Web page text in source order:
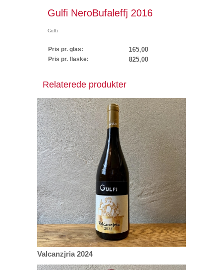
Gulfi NeroBufaleffj 2016
Gulfi
Pris pr. glas: 165,00
Pris pr. flaske: 825,00
Relaterede produkter
Valcanzjria 2024